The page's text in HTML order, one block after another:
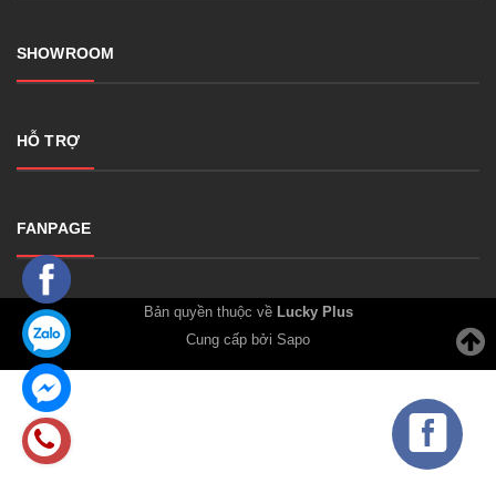
SHOWROOM
HỖ TRỢ
FANPAGE
Bản quyền thuộc về Lucky Plus
Cung cấp bởi Sapo